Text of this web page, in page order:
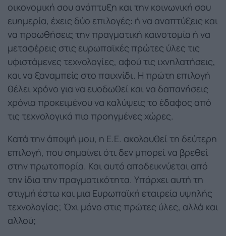
οικονομική σου ανάπτυξη και την κοινωνική σου
ευημερία, έχεις δύο επιλογές: ή να αναπτύξεις και
να προωθήσεις την πραγματική καινοτομία ή να
μεταφέρεις στις ευρωπαϊκές πρώτες ύλες τις
υφιστάμενες τεχνολογίες, αφού τις ιχνηλατήσεις,
και να ξαναμπείς στο παιχνίδι. Η πρώτη επιλογή
θέλει χρόνο για να ευοδωθεί και να δαπανήσεις
χρόνια προκειμένου να καλύψεις το έδαφος από
τις τεχνολογικά πιο προηγμένες χώρες.
Κατά την άποψή μου, η Ε.Ε. ακολουθεί τη δεύτερη
επιλογή, που σημαίνει ότι δεν μπορεί να βρεθεί
στην πρωτοπορία. Και αυτό αποδεικνύεται από
την ίδια την πραγματικότητα. Υπάρχει αυτή τη
στιγμή έστω και μια Ευρωπαϊκή εταιρεία υψηλής
τεχνολογίας; Όχι μόνο στις πρώτες ύλες, αλλά και
αλλού;